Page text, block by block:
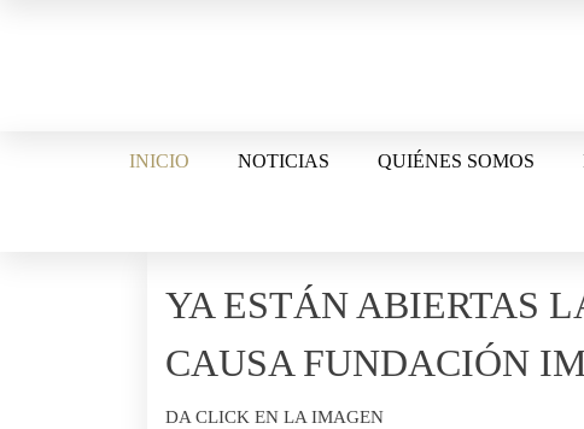
INICIO NOTICIAS QUIÉNES SOMOS
YA ESTÁN ABIERTAS
CAUSA FUNDACIÓN
DA CLICK EN LA IMAGEN